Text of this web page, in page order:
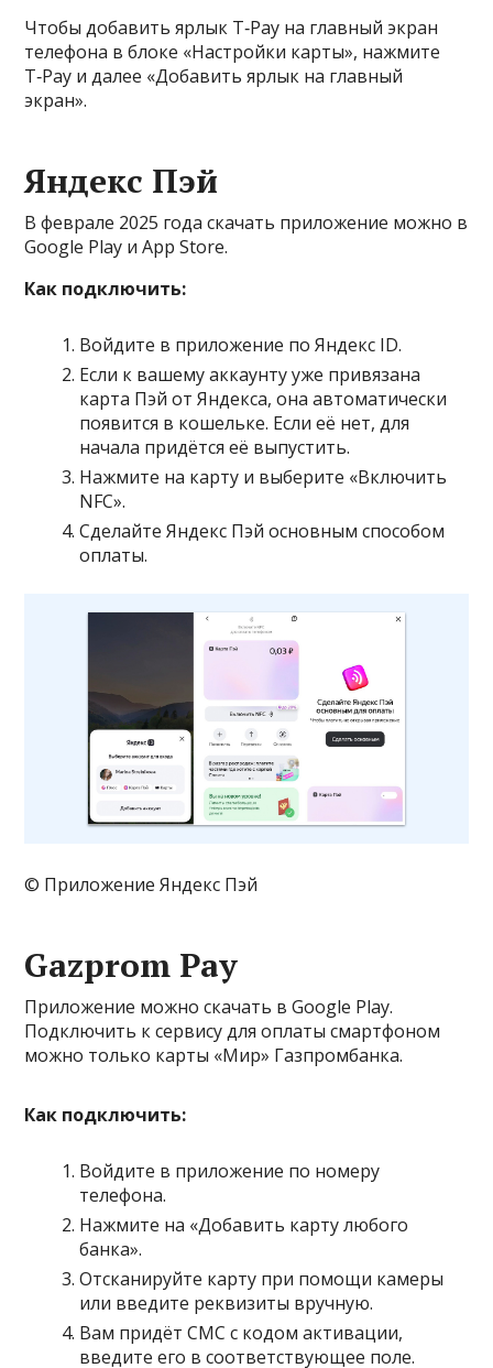
Чтобы добавить ярлык T‑Pay на главный экран
телефона в блоке «Настройки карты», нажмите
T‑Pay и далее «Добавить ярлык на главный
экран».
Яндекс Пэй
В феврале 2025 года скачать приложение можно в
Google Play и App Store.
Как подключить:
Войдите в приложение по Яндекс ID.
Если к вашему аккаунту уже привязана
карта Пэй от Яндекса, она автоматически
появится в кошельке. Если её нет, для
начала придётся её выпустить.
Нажмите на карту и выберите «Включить
NFC».
Сделайте Яндекс Пэй основным способом
оплаты.
© Приложение Яндекс Пэй
Gazprom Pay
Приложение можно скачать в Google Play.
Подключить к сервису для оплаты смартфоном
можно только карты «Мир» Газпромбанка.
Как подключить:
Войдите в приложение по номеру
телефона.
Нажмите на «Добавить карту любого
банка».
Отсканируйте карту при помощи камеры
или введите реквизиты вручную.
Вам придёт СМС с кодом активации,
введите его в соответствующее поле.